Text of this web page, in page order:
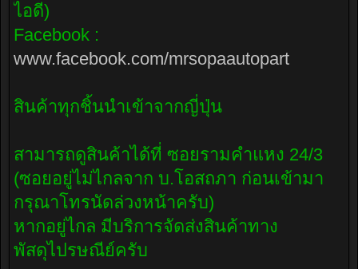
ไอดี)
Facebook :
www.facebook.com/mrsopaautopart
สินค้าทุกชิ้นนำเข้าจากญี่ปุ่น
สามารถดูสินค้าได้ที่ ซอยรามคำแหง 24/3
(ซอยอยู่ไม่ไกลจาก บ.โอสถภา ก่อนเข้ามา
กรุณาโทรนัดล่วงหน้าครับ)
หากอยู่ไกล มีบริการจัดส่งสินค้าทาง
พัสดุไปรษณีย์ครับ